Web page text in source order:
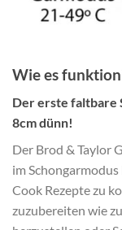
Wie es
Der erste faltbare
8cm dünn!
Der Brod & Taylor
im
Cook Rezepte zu
zuzubereiten wie